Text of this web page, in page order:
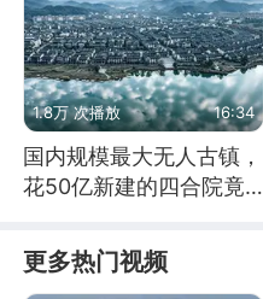
1.8万 次播放 16:34
国内规模最大无人古镇，
花50亿新建的四合院竟
更多热门视频